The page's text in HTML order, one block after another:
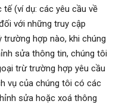
(ví dụ: các yêu cầu về
với những truy cập
hợp nào, khi chúng
sửa thông tin, chúng tôi
trừ trường hợp yêu cầu
vụ của chúng tôi có các
sửa hoặc xoá thông